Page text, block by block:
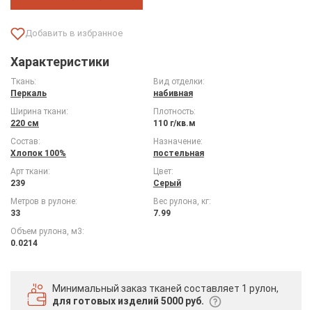
Характеристики
Ткань:
Перкаль
Вид отделки:
набивная
Ширина ткани:
220 см
Плотность:
110 г/кв.м
Состав:
Хлопок 100%
Назначение:
постельная
Арт ткани:
239
Цвет:
Серый
Метров в рулоне:
33
Вес рулона, кг:
7.99
Объем рулона, м3:
0.0214
Минимальный заказ тканей составляет 1 рулон,
для готовых изделий 5000 руб.